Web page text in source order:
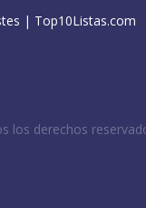
| Top10Listas.com
los derechos